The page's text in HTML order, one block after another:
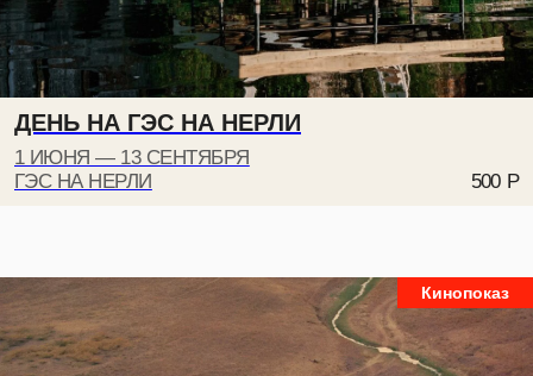
ДЕНЬ НА ГЭС НА НЕРЛИ
1 ИЮНЯ — 13 СЕНТЯБРЯ
ГЭС НА НЕРЛИ
500 Р
Кинопоказ
Даю согласие на рассылку